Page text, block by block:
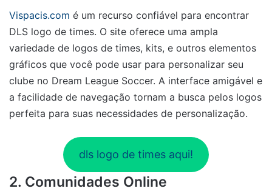
Vispacis.com é um recurso confiável para encontrar
DLS logo de times. O site oferece uma ampla
variedade de logos de times, kits, e outros elementos
gráficos que você pode usar para personalizar seu
clube no Dream League Soccer. A interface amigável e
a facilidade de navegação tornam a busca pelos logos
perfeita para suas necessidades de personalização.
dls logo de times aqui!
2. Comunidades Online